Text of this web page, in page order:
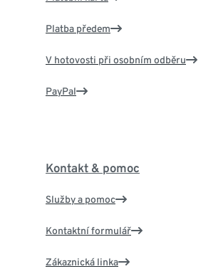
Platba předem
V hotovosti při osobním odběru
PayPal
Kontakt & pomoc
Služby a pomoc
Kontaktní formulář
Zákaznická linka